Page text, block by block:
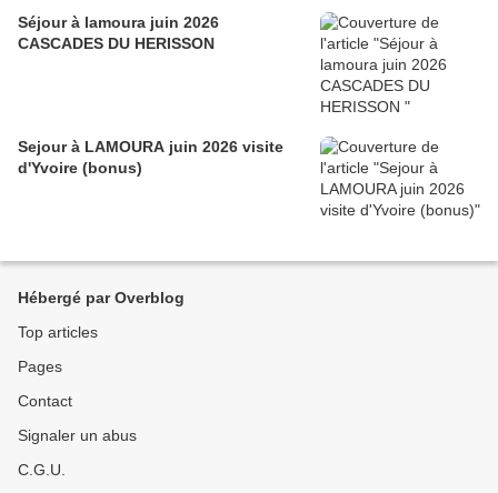
Séjour à lamoura juin 2026
CASCADES DU HERISSON
Sejour à LAMOURA juin 2026 visite
d'Yvoire (bonus)
Hébergé par Overblog
Top articles
Pages
Contact
Signaler un abus
C.G.U.